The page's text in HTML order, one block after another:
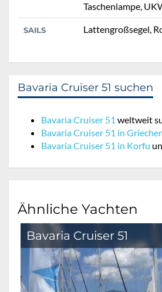
Taschenlampe,
SAILS Lattengroßsegel,
Bavaria Cruiser 51 suchen
Bavaria Cruiser 51 weltweit
Bavaria Cruiser 51 in
Bavaria Cruiser 51 in Korfu
Ähnliche Yachten
Bavaria Cruiser 51